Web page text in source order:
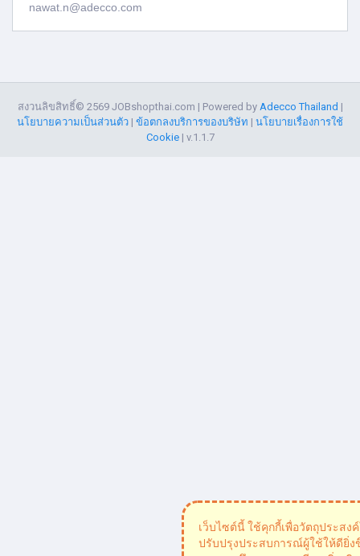
เว็บไซต์นี้ ใช้คุกกี้เพื่อวัตถุประสง
ปรับปรุงประสบการณ์ผู้ใช้ให้ดียิ่
nawat.n@adecco.com
สงวนลิขสิทธิ์© 2569 JOBshopthai.com | Powered by Adecco Thailand |
นโยบายความเป็นส่วนตัว | ข้อตกลงบริการของบริษัท | นโยบายเรื่องการใช้
Cookie| v.1.1.7